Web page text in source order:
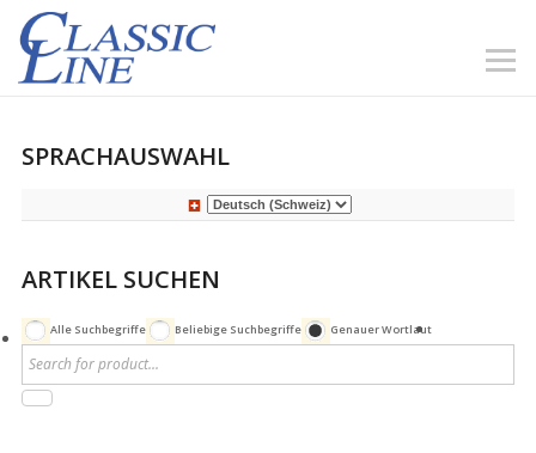
SPRACHAUSWAHL
ARTIKEL SUCHEN
Alle Suchbegriffe Beliebige Suchbegriffe Genauer Wortlaut